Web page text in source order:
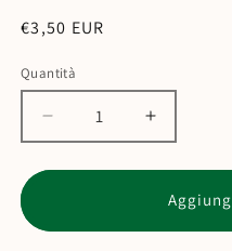
Prezzo
listino
€3,50 EUR
Quantità
Quantità
Diminuisci
quantità
per
Cartolina/Biglietto
Patatine
Aumenta
quantità
per
Patatine